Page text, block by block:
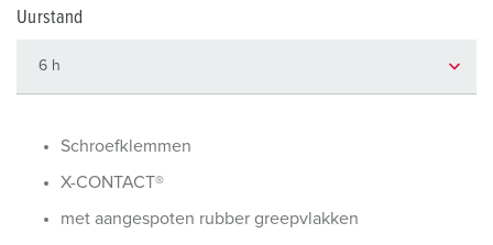
Uurstand
Schroefklemmen
X-CONTACT®
met aangespoten rubber greepvlakken